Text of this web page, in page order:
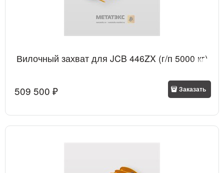
Вилочный захват для JCB 446ZX (г/п 5000 кг)
509 500 ₽ Заказать